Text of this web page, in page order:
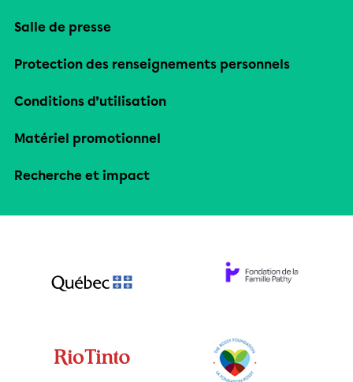
Salle de presse
Protection des renseignements personnels
Conditions d’utilisation
Matériel promotionnel
Recherche et impact